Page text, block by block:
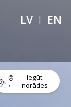
LV | EN
Iegūt
norādes